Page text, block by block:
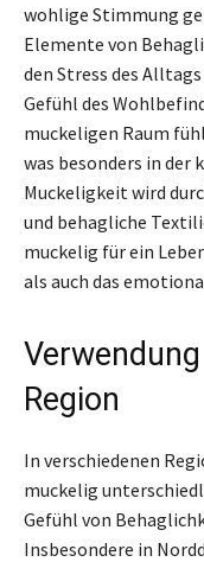
wohlige Stimmung
Elemente von
den Stress des
Gefühl des
muckeligen Raum
was besonders in
Muckeligkeit wird
und behagliche
muckelig für ein
als auch das
Region
In verschiedenen
muckelig
Gefühl von
Insbesondere in